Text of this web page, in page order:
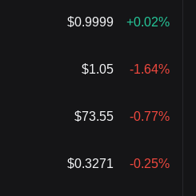
$0.9999 +0.02%
$1.05 -1.64%
$73.55 -0.77%
$0.3271 -0.25%